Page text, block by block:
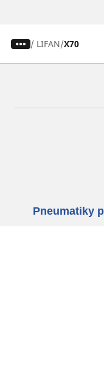
/ LIFAN X70
Pneumatiky